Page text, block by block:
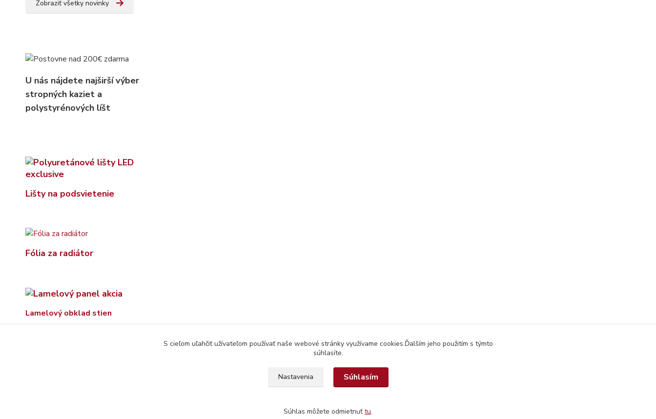
Zobraziť všetky novinky
U nás nájdete najširší výber
stropných kaziet a
polystyrénových líšt
Lišty na podsvietenie
Fólia za radiátor
Lamelový obklad stien
S cieľom uľahčiť užívateľom používať naše webové stránky využívame cookies.Ďalším jeho použitím s týmto
súhlasíte.
Nastavenia Súhlasím
Súhlas môžete odmietnuť tu.